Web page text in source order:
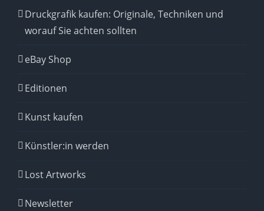
Druckgrafik kaufen: Originale, Techniken und
worauf Sie achten sollten
eBay Shop
Editionen
Kunst kaufen
Künstler:in werden
Lost Artworks
Newsletter